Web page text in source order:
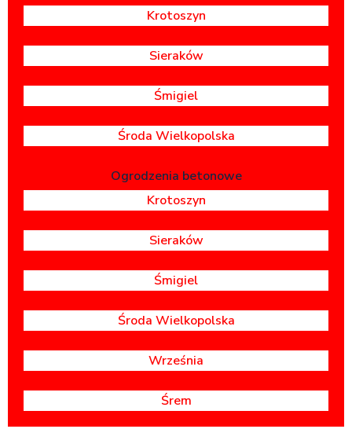
Krotoszyn
Sieraków
Śmigiel
Środa Wielkopolska
Ogrodzenia betonowe
Krotoszyn
Sieraków
Śmigiel
Środa Wielkopolska
Września
Śrem